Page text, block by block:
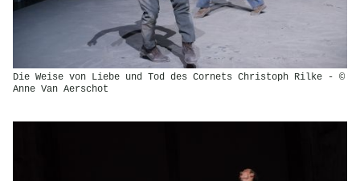
Die Weise von Liebe und Tod des Cornets Christoph Rilke - ©
Anne Van Aerschot